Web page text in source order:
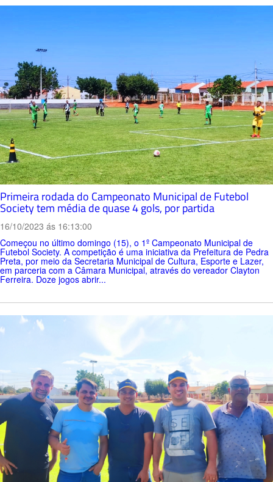
Primeira rodada do Campeonato Municipal de Futebol
Society tem média de quase 4 gols, por partida
16/10/2023 ás 16:13:00
Começou no último domingo (15), o 1º Campeonato Municipal de
Futebol Society. A competição é uma iniciativa da Prefeitura de Pedra
Preta, por meio da Secretaria Municipal de Cultura, Esporte e Lazer,
em parceria com a Câmara Municipal, através do vereador Clayton
Ferreira. Doze jogos abrir...